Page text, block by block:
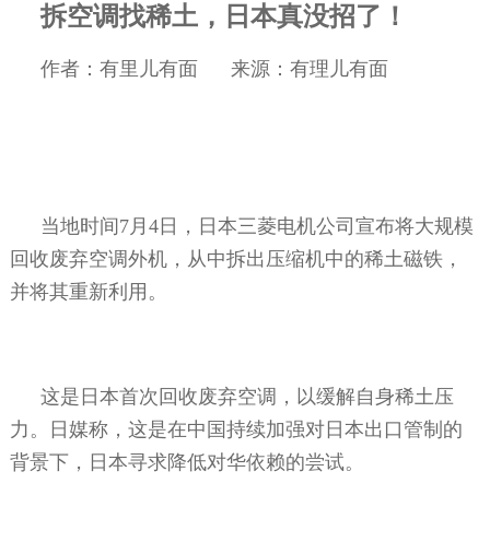
拆空调找稀土，日本真没招了！
作者：有里儿有面 来源：有理儿有面
当地时间7月 4日，日本三菱电机公司宣布将大规模
回收废弃空调外机，从中拆出压缩机中的稀土磁铁，
并将其重新利用。
这是日本首次回收废弃空调，以缓解自身稀土压
力。日媒称，这是在中国持续加强对日本出口管制的
背景下，日本寻求降低对华依赖的尝试。